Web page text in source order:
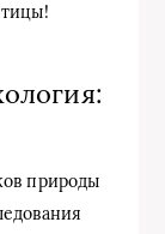
природы